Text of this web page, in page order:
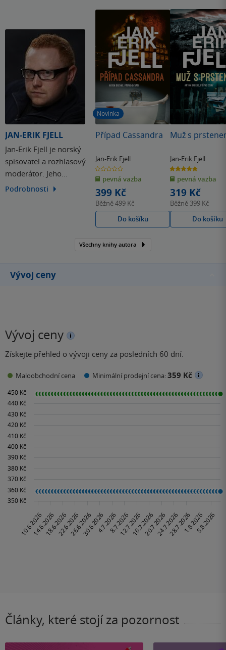
JAN-ERIK FJELL
Jan-Erik Fjell je norský
spisovatel a rozhlasový
moderátor. Jeho
detektivní prvotina
Podrobnosti
Novinka
Případ Cassandra
Jan-Erik Fjell
0.0
z
5
hvězdiček
pevná vazba
399 Kč
Běžně499 Kč
Do košíku
Muž s
Jan-Erik Fjell
5.0
z
5
hvězdiček
pevná vazba
319 Kč
Běžně 399 Kč
Do košíku
Všechny knihy autora
Vývoj ceny
Vývoj ceny
Získejte přehled o vývoji ceny za posledních 60 dní.
Maloobchodní cena Minimální prodejní cena:359 Kč
Články, které stojí za pozornost